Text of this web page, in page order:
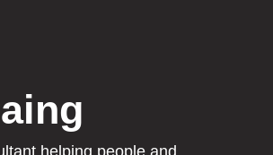
helping people and